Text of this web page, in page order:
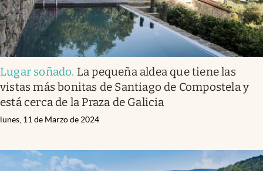
Lugar soñado. La pequeña aldea que tiene las
vistas más bonitas de Santiago de Compostela y
está cerca de la Praza de Galicia
lunes, 11 de Marzo de 2024